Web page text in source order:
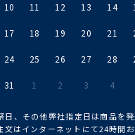
10 11 12 13 14
17 18 19 20 21
24 25 26 27 28
31 1 2 3 4
日、その他弊社指定日は商品を
文はインターネットにて24時間